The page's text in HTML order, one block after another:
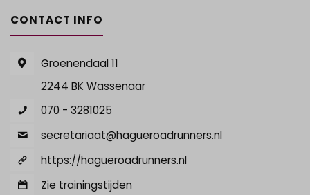
CONTACT INFO
Groenendaal 11
2244 BK Wassenaar
070 - 3281025
secretariaat@hagueroadrunners.nl
https://hagueroadrunners.nl
Zie trainingstijden